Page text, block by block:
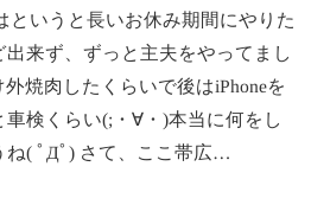
というと長いお休み期間にやりた
来ず、ずっと主夫をやってまし
焼肉したくらいで後はiPhoneを
車検くらい(;・∀・)本当に何をし
ね( ﾟДﾟ) さて、ここ帯広…